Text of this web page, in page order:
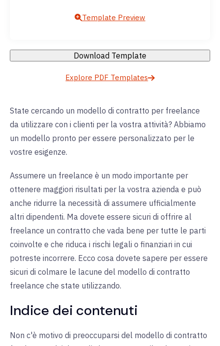
Template Preview
Download Template
Explore PDF Templates
State cercando un modello di contratto per freelance
da utilizzare con i clienti per la vostra attività? Abbiamo
un modello pronto per essere personalizzato per le
vostre esigenze.
Assumere un freelance è un modo importante per
ottenere maggiori risultati per la vostra azienda e può
anche ridurre la necessità di assumere ufficialmente
altri dipendenti. Ma dovete essere sicuri di offrire al
freelance un contratto che vada bene per tutte le parti
coinvolte e che riduca i rischi legali o finanziari in cui
potreste incorrere. Ecco cosa dovete sapere per essere
sicuri di colmare le lacune del modello di contratto
freelance che state utilizzando.
Indice dei contenuti
Non c'è motivo di preoccuparsi del modello di contratto